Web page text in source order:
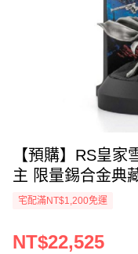
【預購】RS皇
主 限量錫合金典
宅配滿NT$1,200免運
NT$22,525